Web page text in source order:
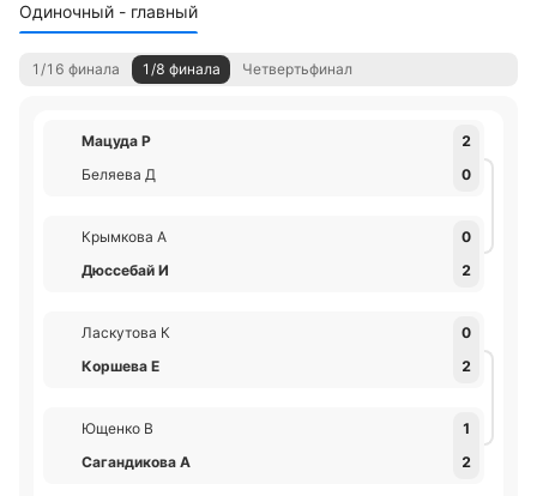
Одиночный - главный
1/16 финала 1/8 финала Четвертьфинал
Мацуда Р
2
Беляева Д
0
Крымкова А
0
Дюссебай И
2
Ласкутова К
0
Коршева Е
2
Ющенко В
1
Сагандикова А
2